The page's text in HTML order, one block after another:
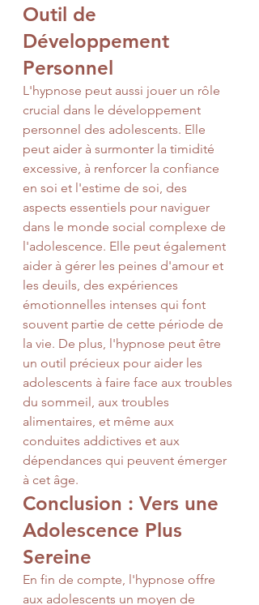
Outil de
Développement
Personnel
L'hypnose peut aussi jouer un rôle
crucial dans le développement
personnel des adolescents. Elle
peut aider à surmonter la timidité
excessive, à renforcer la confiance
en soi et l'estime de soi, des
aspects essentiels pour naviguer
dans le monde social complexe de
l'adolescence. Elle peut également
aider à gérer les peines d'amour et
les deuils, des expériences
émotionnelles intenses qui font
souvent partie de cette période de
la vie. De plus, l'hypnose peut être
un outil précieux pour aider les
adolescents à faire face aux troubles
du sommeil, aux troubles
alimentaires, et même aux
conduites addictives et aux
dépendances qui peuvent émerger
à cet âge.
Conclusion : Vers une
Adolescence Plus
Sereine
En fin de compte, l'hypnose offre
aux adolescents un moyen de